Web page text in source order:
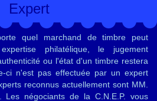
Expert
quel marchand de timbre peut
philatélique, le jugement
ou l'état d'un timbre restera
ci n'est pas effectuée par un expert
reconnus actuellement sont MM.
négociants de la C.N.E.P. vous